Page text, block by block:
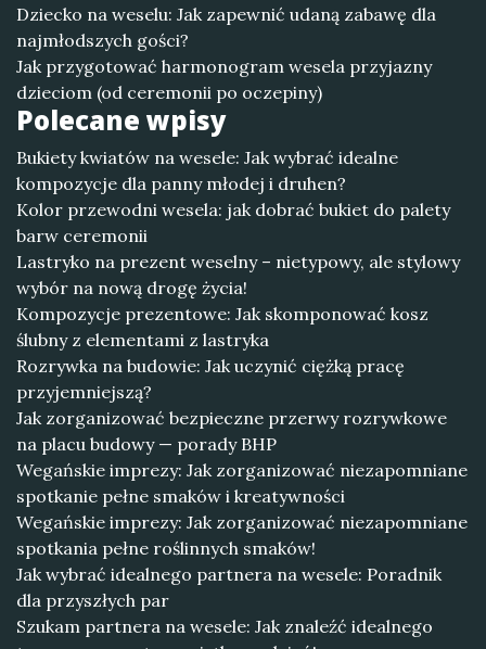
Dziecko na weselu: Jak zapewnić udaną zabawę dla
najmłodszych gości?
Jak przygotować harmonogram wesela przyjazny
dzieciom (od ceremonii po oczepiny)
Polecane wpisy
Bukiety kwiatów na wesele: Jak wybrać idealne
kompozycje dla panny młodej i druhen?
Kolor przewodni wesela: jak dobrać bukiet do palety
barw ceremonii
Lastryko na prezent weselny – nietypowy, ale stylowy
wybór na nową drogę życia!
Kompozycje prezentowe: Jak skomponować kosz
ślubny z elementami z lastryka
Rozrywka na budowie: Jak uczynić ciężką pracę
przyjemniejszą?
Jak zorganizować bezpieczne przerwy rozrywkowe
na placu budowy — porady BHP
Wegańskie imprezy: Jak zorganizować niezapomniane
spotkanie pełne smaków i kreatywności
Wegańskie imprezy: Jak zorganizować niezapomniane
spotkania pełne roślinnych smaków!
Jak wybrać idealnego partnera na wesele: Poradnik
dla przyszłych par
Szukam partnera na wesele: Jak znaleźć idealnego